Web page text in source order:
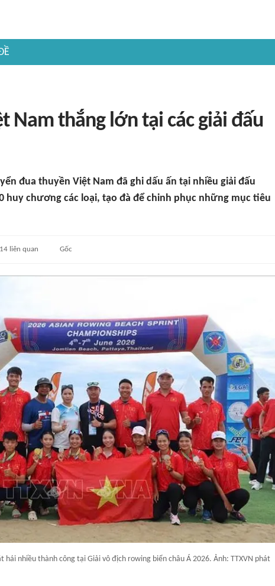
Nam thắng lớn tại các giải đấu
đua thuyền Việt Nam đã ghi dấu ấn tại nhiều giải đấu
huy chương các loại, tạo đà để chinh phục những mục tiêu
14 liên quan Gốc
nhiều thành công tại Giải vô địch rowing biển châu Á 2026. Ảnh: TTXVN phát